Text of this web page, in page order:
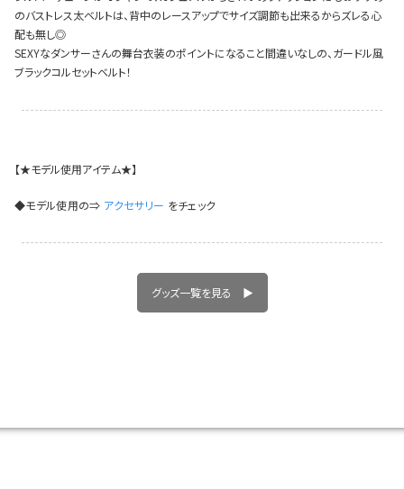
のバストレス太ベルトは、背中のレースアップでサイズ調節も出来るからズレる心
配も無し◎
SEXYなダンサーさんの舞台衣装のポイントになること間違いなしの、ガードル風
ブラックコルセットベルト！
【★モデル使用アイテム★】
◆モデル使用の⇒ アクセサリー をチェック
グッズ一覧を見る ▶